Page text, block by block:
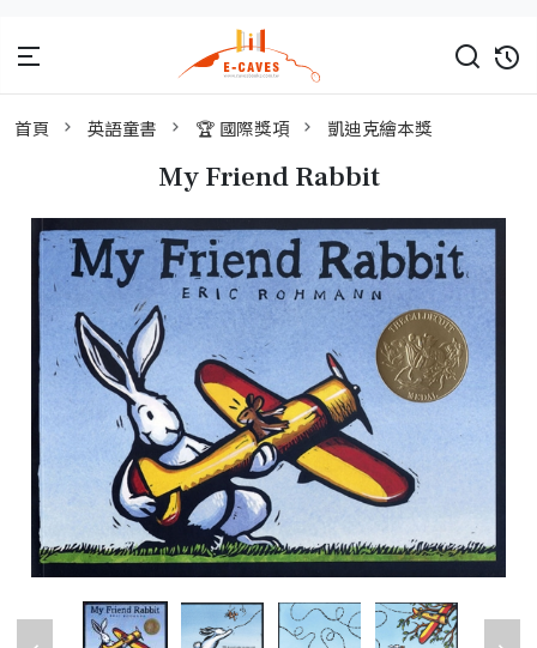
首頁 英語童書 🏆 國際獎項 凱迪克繪本獎
My Friend Rabbit